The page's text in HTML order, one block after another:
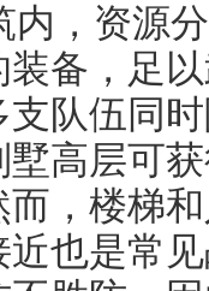
内，资源
备，足
队伍同
高层可
而，楼梯
也是常